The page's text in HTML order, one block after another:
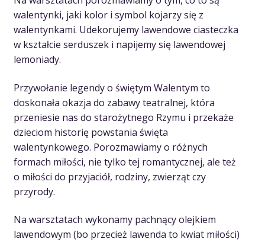
walentynki, jaki kolor i symbol kojarzy się z
walentynkami. Udekorujemy lawendowe ciasteczka
w kształcie serduszek i napijemy się lawendowej
lemoniady.
Przywołanie legendy o świętym Walentym to
doskonała okazja do zabawy teatralnej, która
przeniesie nas do starożytnego Rzymu i przekaże
dzieciom historię powstania święta
walentynkowego. Porozmawiamy o różnych
formach miłości, nie tylko tej romantycznej, ale też
o miłości do przyjaciół, rodziny, zwierząt czy
przyrody.
Na warsztatach wykonamy pachnący olejkiem
lawendowym (bo przecież lawenda to kwiat miłości)